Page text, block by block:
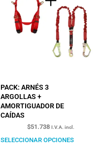
PACK: ARNÉS 3
ARGOLLAS +
AMORTIGUADOR DE
CAÍDAS
$51.738 I.V.A. incl.
SELECCIONAR OPCIONES